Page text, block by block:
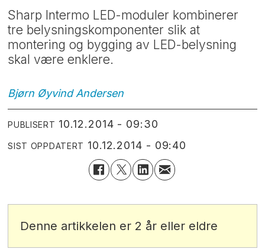
Sharp Intermo LED-moduler kombinerer
tre belysningskomponenter slik at
montering og bygging av LED-belysning
skal være enklere.
Bjørn Øyvind Andersen
PUBLISERT 10.12.2014 - 09:30
SIST OPPDATERT 10.12.2014 - 09:40
Denne artikkelen er 2 år eller eldre